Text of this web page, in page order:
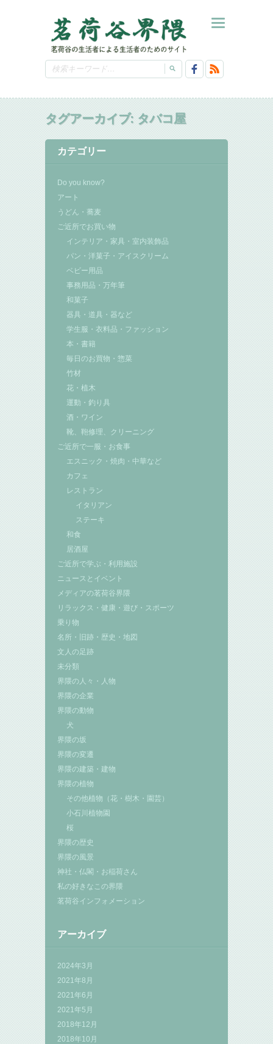
タグアーカイブ: タバコ屋
カテゴリー
Do you know?
アート
うどん・蕎麦
ご近所でお買い物
インテリア・家具・室内装飾品
パン・洋菓子・アイスクリーム
ベビー用品
事務用品・万年筆
和菓子
器具・道具・器など
学生服・衣料品・ファッション
本・書籍
毎日のお買物・惣菜
竹材
花・植木
運動・釣り具
酒・ワイン
靴、鞄修理、クリーニング
ご近所で一服・お食事
エスニック・焼肉・中華など
カフェ
レストラン
イタリアン
ステーキ
和食
居酒屋
ご近所で学ぶ・利用施設
ニュースとイベント
メディアの茗荷谷界隈
リラックス・健康・遊び・スポーツ
乗り物
名所・旧跡・歴史・地図
文人の足跡
未分類
界隈の人々・人物
界隈の企業
界隈の動物
犬
界隈の坂
界隈の変遷
界隈の建築・建物
界隈の植物
その他植物（花・樹木・園芸）
小石川植物園
桜
界隈の歴史
界隈の風景
神社・仏閣・お稲荷さん
私の好きなこの界隈
茗荷谷インフォメーション
アーカイブ
2024年3月
2021年8月
2021年6月
2021年5月
2018年12月
2018年10月